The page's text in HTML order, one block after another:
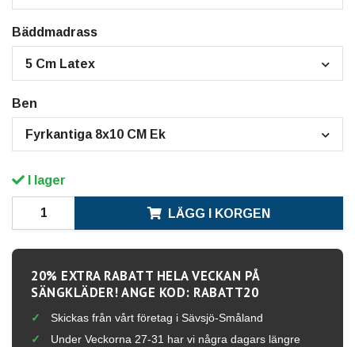
Bäddmadrass
5 Cm Latex
Ben
Fyrkantiga 8x10 CM Ek
I lager
LÄGG I KORGEN
20% EXTRA RABATT HELA VECKAN PÅ
SÄNGKLÄDER! ANGE KOD: RABATT20
Skickas från vårt företag i Sävsjö-Småland
Under Veckorna 27-31 har vi några dagars längre